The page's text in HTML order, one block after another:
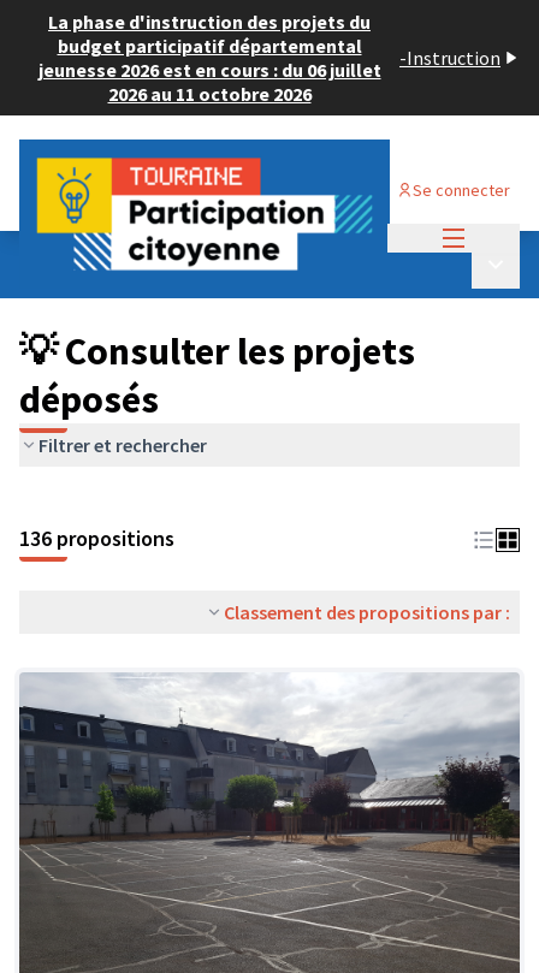
La phase d'instruction des projets du
budget participatif départemental
jeunesse 2026 est en cours : du 06 juillet
2026 au 11 octobre 2026
-Instruction
Se connecter
Budget Participatif JEUNESSE 2024
💡 Consulter les projets déposés
💡 Consulter les projets
déposés
Filtrer et rechercher
136 propositions
Classement des propositions par :